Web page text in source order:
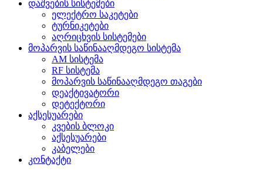
დაშვების სისტემები
ელექტრო საკეტები
ტურნიკეტები
აღრიცხვის სისტემები
მოპარვის საწინააღმდეგო სისტემა
AM სისტემა
RF სისტემა
მოპარვის საწინააღმდეგო თაგები
დეაქტივატორი
დეტექტორი
აქსესუარები
კვების ბლოკი
აქსესუარები
კაბელები
კონტაქტი